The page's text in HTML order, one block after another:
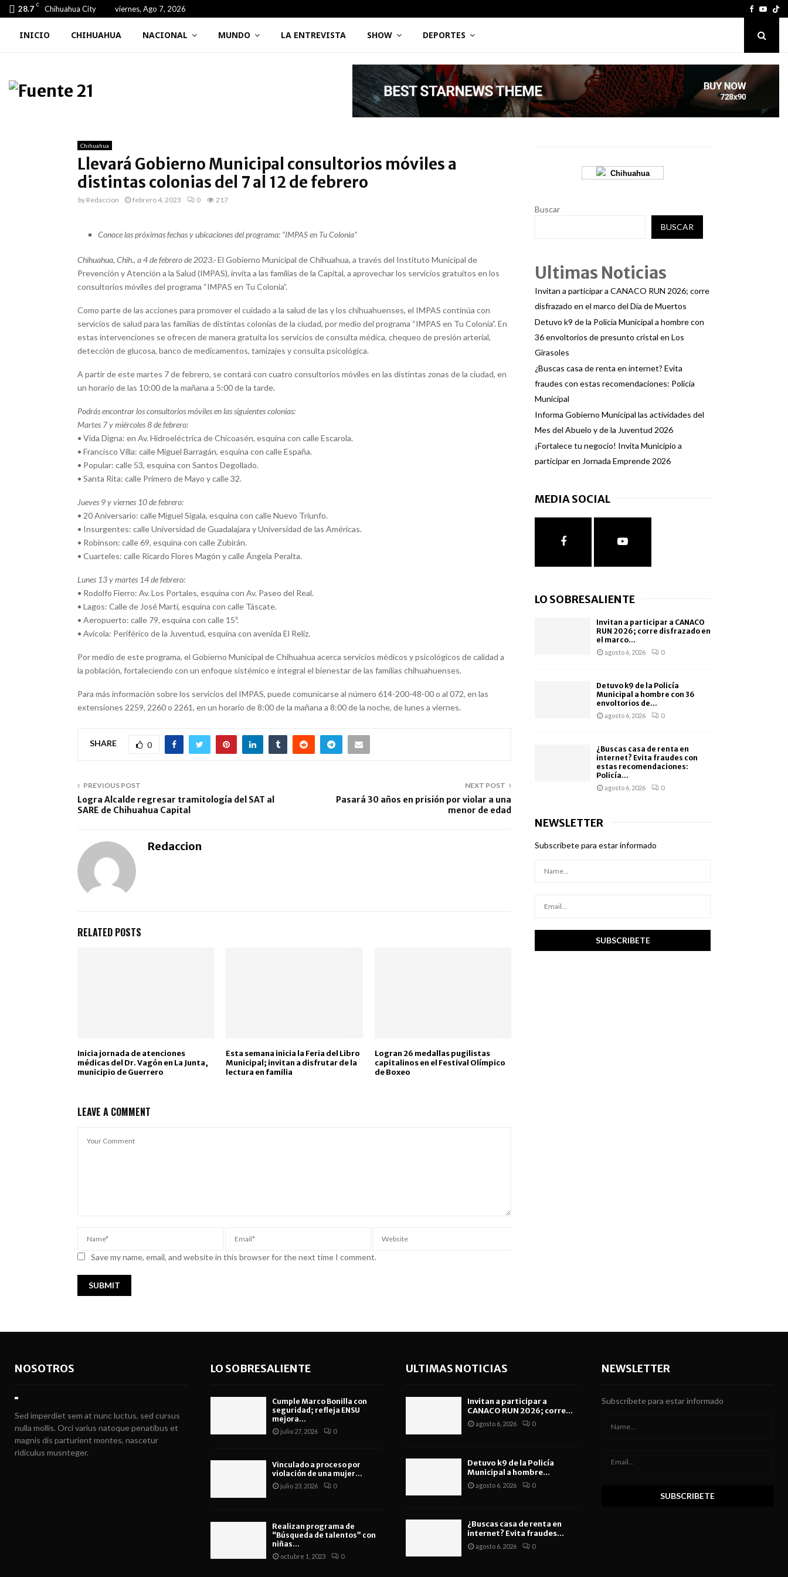
28.7 C Chihuahua City viernes, Ago 7, 2026 Facebook
INICIO CHIHUAHUA NACIONAL MUNDO LA ENTREVISTA SHOW DEPORTES
Chihuahua
Llevará Gobierno Municipal consultorios móviles a
distintas colonias del 7 al 12 de febrero
by Redaccion febrero 4, 2023 0 217
Conoce las próximas fechas y ubicaciones del programa: “IMPAS en Tu Colonia”
Chihuahua, Chih., a 4 de febrero de 2023.-El Gobierno Municipal de Chihuahua, a través del Instituto Municipal de
Prevención y Atención a la Salud (IMPAS), invita a las familias de la Capital, a aprovechar los servicios gratuitos en los
consultorios móviles del programa “IMPAS en Tu Colonia”.
Como parte de las acciones para promover el cuidado a la salud de las y los chihuahuenses, el IMPAS continúa con
servicios de salud para las familias de distintas colonias de la ciudad, por medio del programa “IMPAS en Tu Colonia”. En
estas intervenciones se ofrecen de manera gratuita los servicios de consulta médica, chequeo de presión arterial,
detección de glucosa, banco de medicamentos, tamizajes y consulta psicológica.
A partir de este martes 7 de febrero, se contará con cuatro consultorios móviles en las distintas zonas de la ciudad, en
un horario de las 10:00 de la mañana a 5:00 de la tarde.
Podrás encontrar los consultorios móviles en las siguientes colonias:
Martes 7 y miércoles 8 de febrero:
• Vida Digna: en Av. Hidroeléctrica de Chicoasén, esquina con calle Escarola.
• Francisco Villa: calle Miguel Barragán, esquina con calle España.
• Popular: calle 53, esquina con Santos Degollado.
• Santa Rita: calle Primero de Mayo y calle 32.
Jueves 9 y viernes 10 de febrero:
• 20 Aniversario: calle Miguel Sigala, esquina con calle Nuevo Triunfo.
• Insurgentes: calle Universidad de Guadalajara y Universidad de las Américas.
• Robinson: calle 69, esquina con calle Zubirán.
• Cuarteles: calle Ricardo Flores Magón y calle Ángela Peralta.
Lunes 13 y martes 14 de febrero:
• Rodolfo Fierro: Av. Los Portales, esquina con Av. Paseo del Real.
• Lagos: Calle de José Martí, esquina con calle Táscate.
• Aeropuerto: calle 79, esquina con calle 15ª.
• Avícola: Periférico de la Juventud, esquina con avenida El Relíz.
Por medio de este programa, el Gobierno Municipal de Chihuahua acerca servicios médicos y psicológicos de calidad a
la población, fortaleciendo con un enfoque sistémico e integral el bienestar de las familias chihuahuenses.
Para más información sobre los servicios del IMPAS, puede comunicarse al número 614-200-48-00 o al 072, en las
extensiones 2259, 2260 o 2261, en un horario de 8:00 de la mañana a 8:00 de la noche, de lunes a viernes.
SHARE 0
PREVIOUS POST
Logra Alcalde regresar tramitología del SAT al
SARE de Chihuahua Capital
NEXT POST
Pasará 30 años en prisión por violar a una
menor de edad
Redaccion
RELATED POSTS
Inicia jornada de atenciones
médicas del Dr. Vagón en La Junta,
municipio de Guerrero
Esta semana inicia la Feria del Libro
Municipal; invitan a disfrutar de la
lectura en familia
Logran 26 medallas pugilistas
capitalinos en el Festival Olímpico
de Boxeo
LEAVE A COMMENT
Save my name, email, and website in this browser for the next time I comment.
Chihuahua
Buscar
BUSCAR
Ultimas Noticias
Invitan a participar a CANACO RUN 2026; corre
disfrazado en el marco del Día de Muertos
Detuvo k9 de la Policía Municipal a hombre con
36 envoltorios de presunto cristal en Los
Girasoles
¿Buscas casa de renta en internet? Evita
fraudes con estas recomendaciones: Policía
Municipal
Informa Gobierno Municipal las actividades del
Mes del Abuelo y de la Juventud 2026
¡Fortalece tu negocio! Invita Municipio a
participar en Jornada Emprende 2026
MEDIA SOCIAL
LO SOBRESALIENTE
Invitan a participar a CANACO
RUN 2026; corre disfrazado en
el marco...
agosto 6, 2026 0
Detuvo k9 de la Policía
Municipal a hombre con 36
envoltorios de...
agosto 6, 2026 0
¿Buscas casa de renta en
internet? Evita fraudes con
estas recomendaciones:
Policía...
agosto 6, 2026 0
NEWSLETTER
Subscribete para estar informado
NOSOTROS
Sed imperdiet sem at nunc luctus, sed cursus
nulla mollis. Orci varius natoque penatibus et
magnis dis parturient montes, nascetur
ridiculus musnteger.
LO SOBRESALIENTE
Cumple Marco Bonilla con
seguridad; refleja ENSU
mejora...
julio 27, 2026 0
Vinculado a proceso por
violación de una mujer...
julio 23, 2026 0
Realizan programa de
“Búsqueda de talentos” con
niñas...
octubre 1, 2023 0
ULTIMAS NOTICIAS
Invitan a participar a
CANACO RUN 2026; corre...
agosto 6, 2026 0
Detuvo k9 de la Policía
Municipal a hombre...
agosto 6, 2026 0
¿Buscas casa de renta en
internet? Evita fraudes...
agosto 6, 2026 0
NEWSLETTER
Subscribete para estar informado